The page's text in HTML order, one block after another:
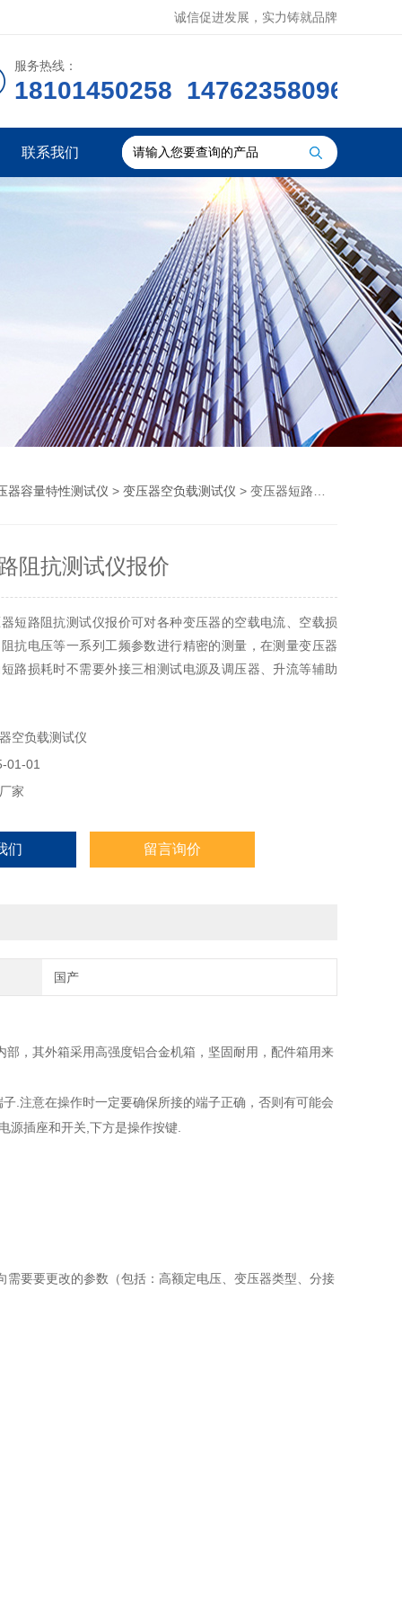
诚信促进发展，实力铸就品牌
服务热线：
18101450258 14762358096
联系我们
器容量特性测试仪 > 变压器空负载测试仪 > 变压器短路阻抗测试仪报价
阻抗测试仪报价
短路阻抗测试仪报价可对各种变压器的空载电流、空载损
抗电压等一系列工频参数进行精密的测量，在测量变压器
路损耗时不需要外接三相测试电源及调压器、升流等辅助
，操作种类型的变海沃压器的空载电流、空载损耗、短路
空负载测试仪
01-01
家
们 留言询价
国产
，其外箱采用高强度铝合金机箱，坚固耐用，配件箱用来
.注意在操作时一定要确保所接的端子正确，否则有可能会
源插座和开关,下方是操作按键.
要要更改的参数（包括：高额定电压、变压器类型、分接